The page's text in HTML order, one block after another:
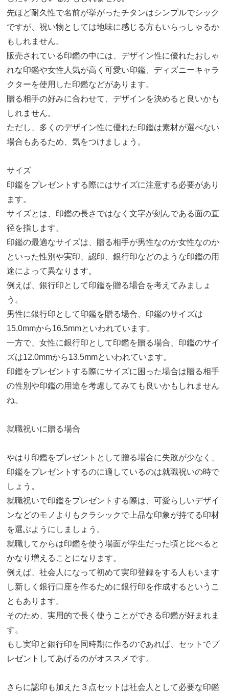
先ほど耐久性で名前が挙がったチタンはシンプルでシック
ですが、祝い物としては地味に感じる方もいらっしゃるか
もしれません。
販売されている印鑑の中には、デザイン性に優れたおしゃ
れな印鑑や女性人気が高く可愛い印鑑、ディズニーキャラ
クターを使用した印鑑などがあります。
贈る相手の好みに合わせて、デザインを決めると良いかも
しれません。
ただし、多くのデザイン性に優れた印鑑は素材が選べない
場合もあるため、気をつけましょう。
サイズ
印鑑をプレゼントする際にはサイズに注意する必要があり
ます。
サイズとは、印鑑の長さではなく文字が刻んである面の直
径を指します。
印鑑の最適なサイズは、贈る相手が男性なのか女性なのか
といった性別や実印、認印、銀行印などのような印鑑の用
途によって異なります。
例えば、銀行印として印鑑を贈る場合を考えてみましょ
う。
男性に銀行印として印鑑を贈る場合、印鑑のサイズは
15.0mmから16.5mmといわれています。
一方で、女性に銀行印として印鑑を贈る場合、印鑑のサイ
ズは12.0mmから13.5mmといわれています。
印鑑をプレゼントする際にサイズに困った場合は贈る相手
の性別や印鑑の用途を考慮してみても良いかもしれません
ね。
就職祝いに贈る場合
やはり印鑑をプレゼントとして贈る場合に失敗が少なく、
印鑑をプレゼントするのに適しているのは就職祝いの時で
しょう。
就職祝いで印鑑をプレゼントする際は、可愛らしいデザイ
ンなどのモノよりもクラシックで上品な印象が持てる印材
を選ぶようにしましょう。
就職してからは印鑑を使う場面が学生だった頃と比べると
かなり増えることになります。
例えば、社会人になって初めて実印登録をする人もいます
し新しく銀行口座を作るために銀行印を作成するというこ
ともあります。
そのため、実用的で長く使うことができる印鑑が好まれま
す。
もし実印と銀行印を同時期に作るのであれば、セットでプ
レゼントしてあげるのがオススメです。
さらに認印も加えた３点セットは社会人として必要な印鑑